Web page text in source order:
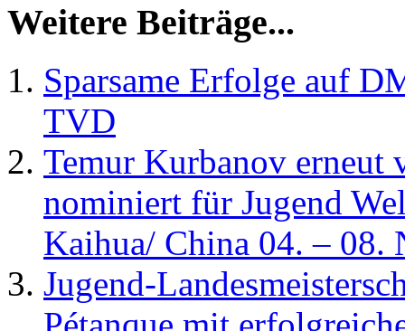
Weitere Beiträge...
Sparsame Erfolge auf
TVD
Temur Kurbanov erneut
nominiert für Jugend
Kaihua/ China 04. – 08.
Jugend-